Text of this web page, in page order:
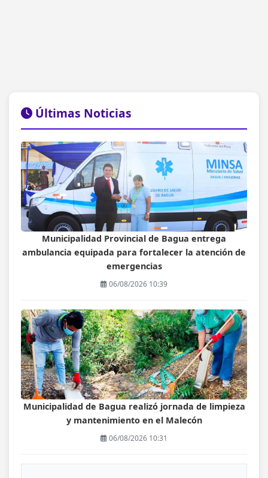
Últimas Noticias
Municipalidad Provincial de Bagua entrega
ambulancia equipada para fortalecer la atención de
emergencias
06/08/2026 10:39
Municipalidad de Bagua realizó jornada de limpieza
y mantenimiento en el Malecón
06/08/2026 10:31